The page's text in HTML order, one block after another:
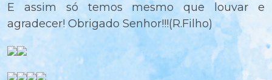
E assim só temos mesmo que louvar e
agradecer! Obrigado Senhor!!!(R.Filho)